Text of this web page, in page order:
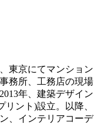
東京にてマンション
務所、工務店の現場
年、建築デザイン
リント)設立。以降、
、インテリアコーデ